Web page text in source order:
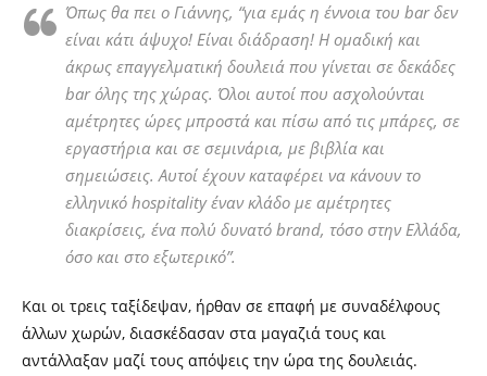
Όπως θα πει ο Γιάννης, “για εμάς η έννοια του bar δεν
είναι κάτι άψυχο! Είναι διάδραση! Η ομαδική και
άκρως επαγγελματική δουλειά που γίνεται σε δεκάδες
bar όλης της χώρας. Όλοι αυτοί που ασχολούνται
αμέτρητες ώρες μπροστά και πίσω από τις μπάρες, σε
εργαστήρια και σε σεμινάρια, με βιβλία και
σημειώσεις. Αυτοί έχουν καταφέρει να κάνουν το
ελληνικό hospitality έναν κλάδο με αμέτρητες
διακρίσεις, ένα πολύ δυνατό brand, τόσο στην Ελλάδα,
όσο και στο εξωτερικό”.
Και οι τρεις ταξίδεψαν, ήρθαν σε επαφή με συναδέλφους
άλλων χωρών, διασκέδασαν στα μαγαζιά τους και
αντάλλαξαν μαζί τους απόψεις την ώρα της δουλειάς.